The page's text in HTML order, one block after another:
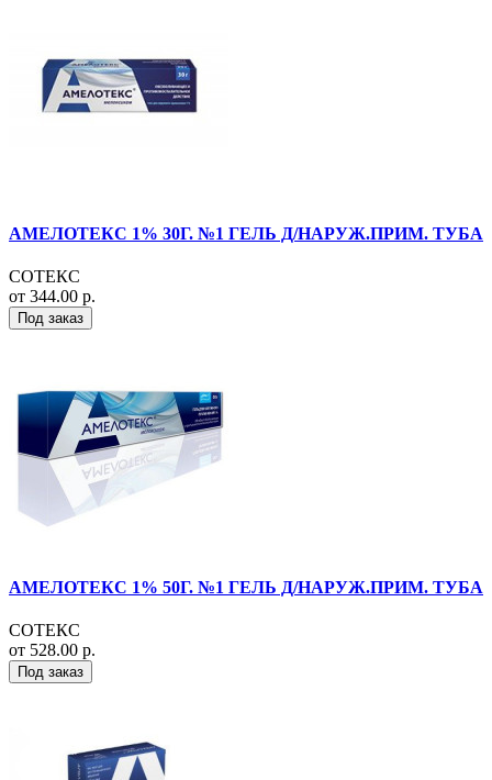
АМЕЛОТЕКС 1% 30Г. №1 ГЕЛЬ Д/НАРУЖ.ПРИМ. ТУБА
СОТЕКС
от 344.00 р.
Под заказ
АМЕЛОТЕКС 1% 50Г. №1 ГЕЛЬ Д/НАРУЖ.ПРИМ. ТУБА
СОТЕКС
от 528.00 р.
Под заказ